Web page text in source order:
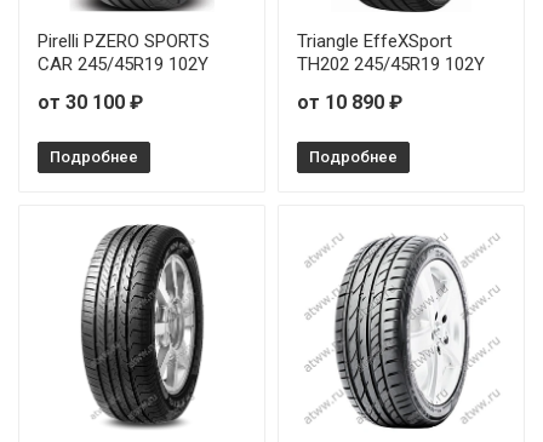
Sonix XSPORT S8 215/35R19 85Y
Sonix XSPORT S8 215/45R17 91W
Sonix XSPORT S8 225/50R17 98W
Sonix XSPORT S8 225/55R17 101W
Sonix XSPORT S8 225/55R18 102W
Sonix XSPORT S8 225/55R19 103W
Sonix XSPORT S8 235/35R20 92Y
Pirelli PZERO SPORTS
CAR 245/45R19 102Y
от 30 100 ₽
Подробнее
Triangle EffeXSport
TH202 245/45R19 102Y
от 10 890 ₽
Подробнее